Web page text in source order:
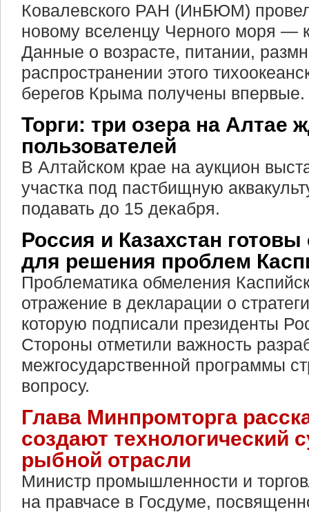
Ковалевского РАН (ИнБЮМ)
новому вселенцу Черного моря —
Данные о возрасте, питании,
распространении этого
берегов Крыма получены впервые.
Торги: три озера на Алтае
пользователей
В Алтайском крае на аукцион
участка под пастбищную
подавать до 15 декабря.
Россия и Казахстан готовы
для решения проблем
Проблематика обмеления
отражение в декларации о
которую подписали президенты
Стороны отметили важность
межгосударственной программы
вопросу.
Глава Минпромторга
создают технологический
рыбной отрасли
Министр промышленности и
на правчасе в Госдуме,